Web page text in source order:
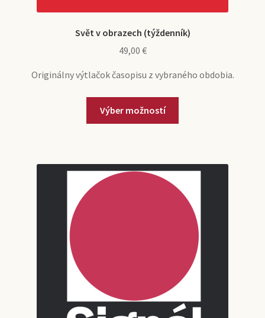
Svět v obrazech (týždenník)
49,00 €
Originálny výtlačok časopisu z vybraného obdobia.